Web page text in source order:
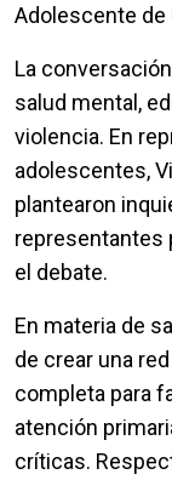
Adolescente de
La
salud mental,
violencia. En
adolescentes,
plantearon
representantes
el debate.
En materia de
de crear una
completa para
atención
críticas.